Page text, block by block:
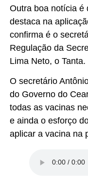
Outra boa notícia é
destaca na
confirma é o
Regulação da
Lima Neto, o Tanta.
O secretário
do Governo do
todas as vacinas
e ainda o esforço
aplicar a vacina na